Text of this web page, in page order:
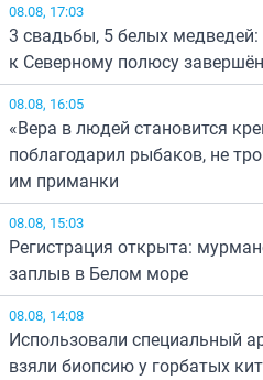
08.08, 17:03
3 свадьбы, 5 белых медведей:
к Северному полюсу завершён
08.08, 16:05
«Вера в людей становится
поблагодарил рыбаков, не
им приманки
08.08, 15:03
Регистрация открыта:
заплыв в Белом море
08.08, 14:08
Использовали специальный
взяли биопсию у горбатых